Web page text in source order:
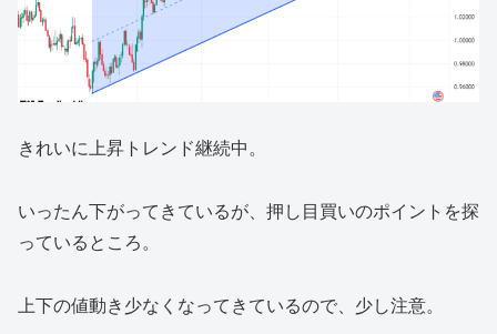
きれいに上昇トレンド継続中。
いったん下がってきているが、押し目買いのポイントを探
っているところ。
上下の値動き少なくなってきているので、少し注意。